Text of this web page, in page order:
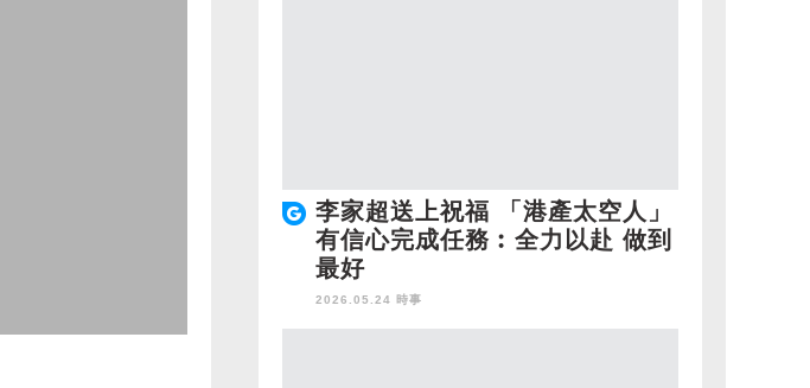
李家超送上祝福 「港產太空人」
有信心完成任務︰全力以赴 做到
最好
2026.05.24 時事